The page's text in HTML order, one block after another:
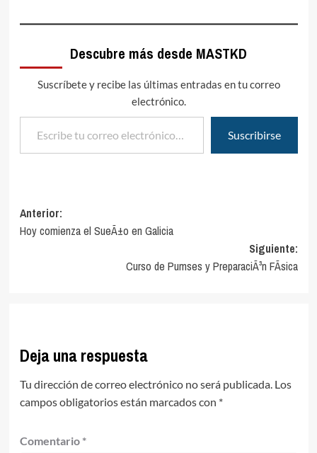
en premios hace que se
despuÃ©s en la historia de
nuestro deporte. Y si de un
hecho histÃ³rico…
Descubre más desde MASTKD
Suscríbete y recibe las últimas entradas en tu correo
electrónico.
Escribe tu correo electrónico…
Suscribirse
Navegación
de
Anterior:
Hoy comienza el SueÃ±o en Galicia
Siguiente:
Curso de Pumses y PreparaciÃ³n FÃ­sica
Deja una respuesta
Tu dirección de correo electrónico no será publicada. Los
campos obligatorios están marcados con *
Comentario *